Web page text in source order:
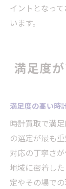
イントとなっ
います。
満足度
満足度の高い時
時計買取で満
の選定が最も
対応の丁寧さ
地域に密着し
定やその場で